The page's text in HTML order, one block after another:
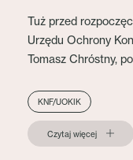
Tuż przed
Urzędu Ochrony
Tomasz Chróstny,
KNF/UOKIK
Czytaj więcej